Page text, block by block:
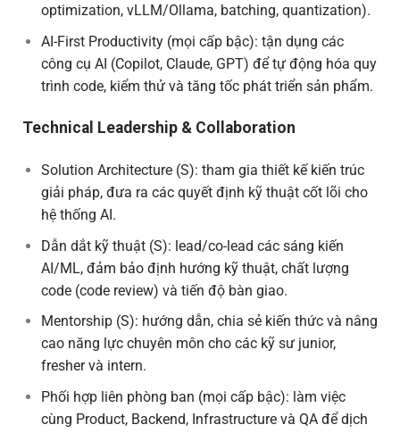
optimization, vLLM/Ollama, batching, quantization).
AI-First Productivity (mọi cấp bậc): tận dụng các
công cụ AI (Copilot, Claude, GPT) để tự động hóa quy
trình code, kiểm thử và tăng tốc phát triển sản phẩm.
Technical Leadership & Collaboration
Solution Architecture (S): tham gia thiết kế kiến trúc
giải pháp, đưa ra các quyết định kỹ thuật cốt lõi cho
hệ thống AI.
Dẫn dắt kỹ thuật (S): lead/co-lead các sáng kiến
AI/ML, đảm bảo định hướng kỹ thuật, chất lượng
code (code review) và tiến độ bàn giao.
Mentorship (S): hướng dẫn, chia sẻ kiến thức và nâng
cao năng lực chuyên môn cho các kỹ sư junior,
fresher và intern.
Phối hợp liên phòng ban (mọi cấp bậc): làm việc
cùng Product, Backend, Infrastructure và QA để dịch